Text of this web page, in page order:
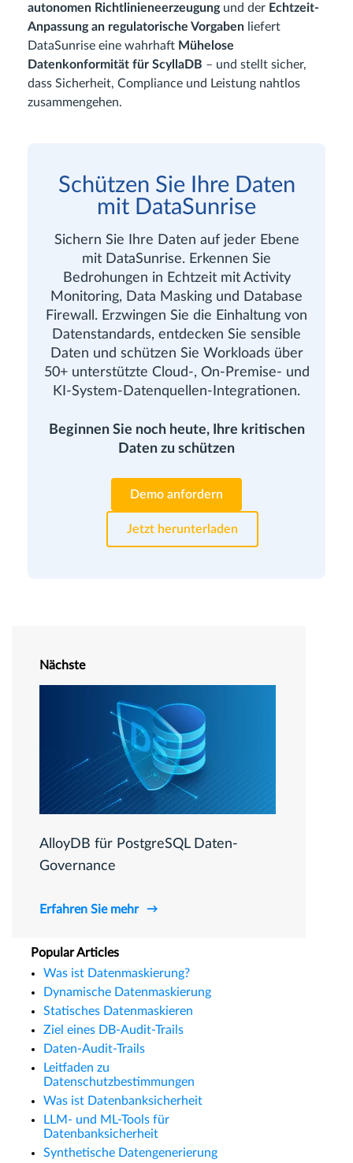
autonomen Richtlinieneerzeugungund der Echtzeit-
Anpassung an regulatorische Vorgaben liefert
DataSunrise eine wahrhaft Mühelose
Datenkonformität für ScyllaDB – und stellt sicher,
dass Sicherheit, Compliance und Leistung nahtlos
zusammengehen.
Schützen Sie Ihre Daten
mit DataSunrise
Sichern Sie Ihre Daten auf jeder Ebene
mit DataSunrise. Erkennen Sie
Bedrohungen in Echtzeit mit Activity
Monitoring, Data Masking und Database
Firewall. Erzwingen Sie die Einhaltung von
Datenstandards, entdecken Sie sensible
Daten und schützen Sie Workloads über
50+ unterstützte Cloud-, On-Premise- und
KI-System-Datenquellen-Integrationen.
Beginnen Sie noch heute, Ihre kritischen
Daten zu schützen
Demo anfordern
Jetzt herunterladen
Nächste
AlloyDB für PostgreSQL Daten-
Governance
Erfahren Sie mehr
Popular Articles
Was ist Datenmaskierung?
Dynamische Datenmaskierung
Statisches Datenmaskieren
Ziel eines DB-Audit-Trails
Daten-Audit-Trails
Leitfaden zu
Datenschutzbestimmungen
Was ist Datenbanksicherheit
LLM- und ML-Tools für
Datenbanksicherheit
Synthetische Datengenerierung